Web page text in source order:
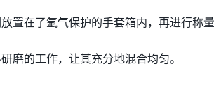
置在了氩气保护的手套箱内，再进行称量
磨的工作，让其充分地混合均匀。